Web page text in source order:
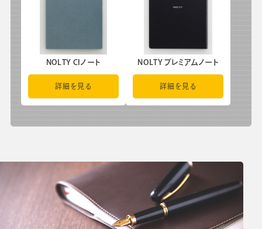
NOLTY CIノート
詳細を見る
NOLTY プレミアムノート
詳細を見る